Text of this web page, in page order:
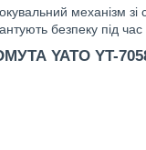
механізм зі
безпеку під
YATO YT-